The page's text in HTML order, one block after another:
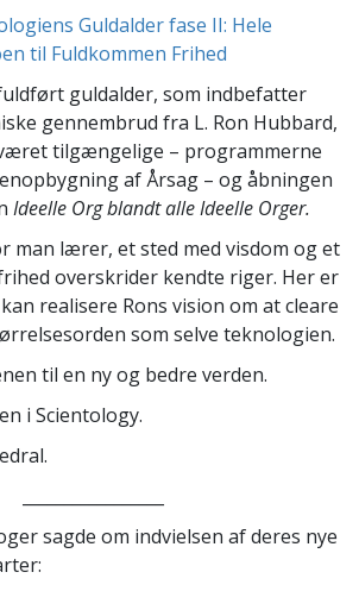
Guldalder fase II: Hele
til Fuldkommen Frihed
guldalder, som indbefatter
gennembrud fra L. Ron Hubbard,
tilgængelige – programmerne
af Årsag – og åbningen
Ideelle Org blandt alle Ideelle Orger.
man lærer, et sted med visdom og et
overskrider kendte riger. Her er
realisere Rons vision om at cleare
som selve teknologien.
til en ny og bedre verden.
i Scientology.
sagde om indvielsen af deres nye